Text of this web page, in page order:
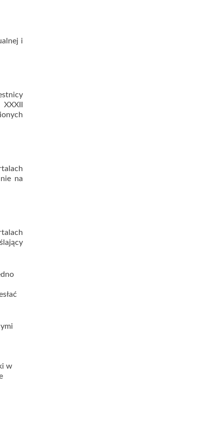
i
na
w